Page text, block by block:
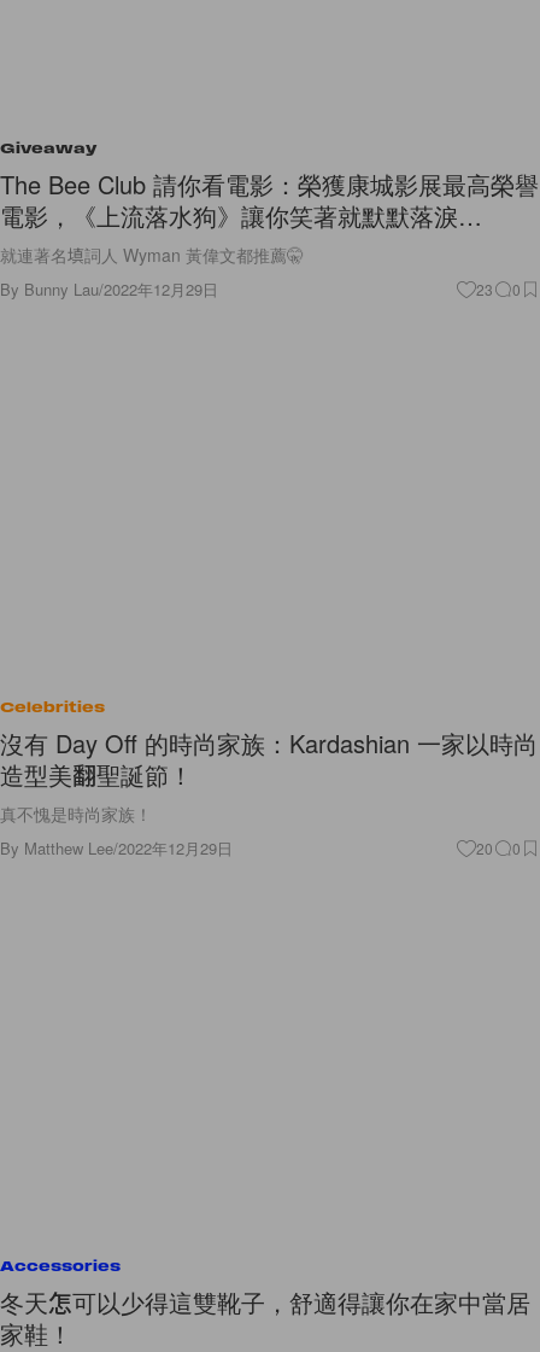
Giveaway
The Bee Club 請你看電影：榮獲康城影展最高榮譽
電影，《上流落水狗》讓你笑著就默默落淚…
就連著名填詞人 Wyman 黃偉文都推薦🤫
By Bunny Lau/2022年12月29日 23 0
Celebrities
沒有 Day Off 的時尚家族：Kardashian 一家以時尚
造型美翻聖誕節！
真不愧是時尚家族！
By Matthew Lee/2022年12月29日 20 0
Accessories
冬天怎可以少得這雙靴子，舒適得讓你在家中當居
家鞋！